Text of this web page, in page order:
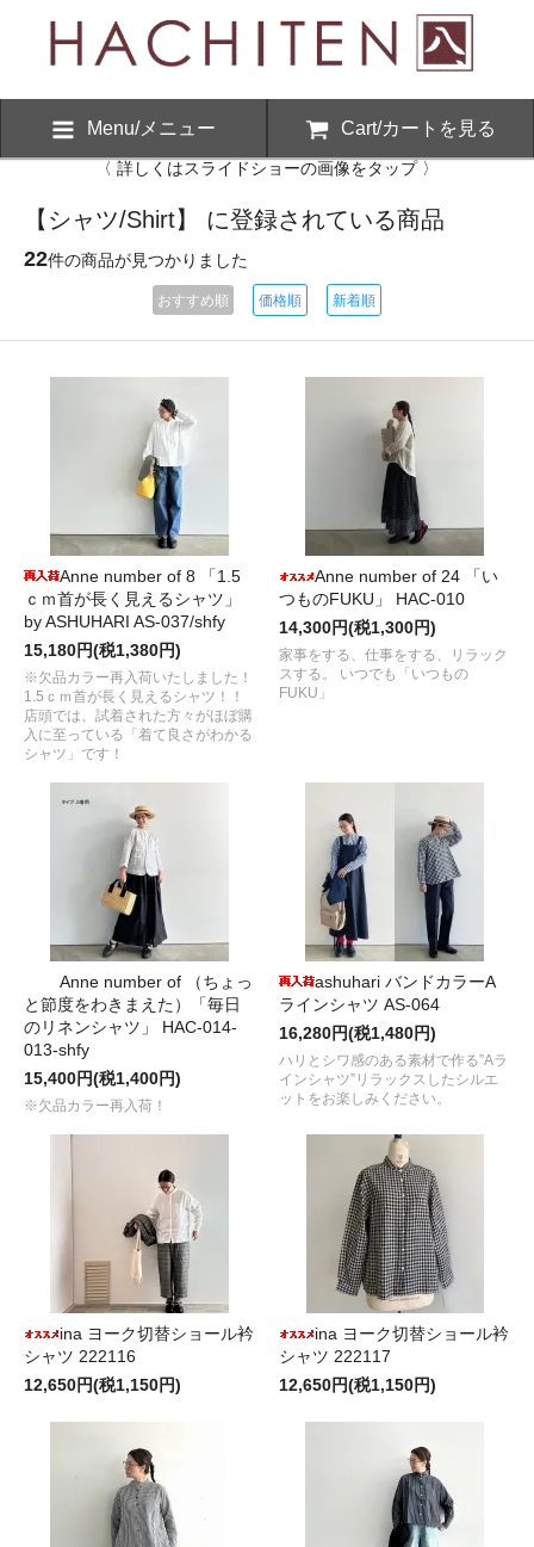
Menu/メニュー Cart/カートを見る
〈 詳しくはスライドショーの画像をタップ 〉
【シャツ/Shirt】 に登録されている商品
22件の商品が見つかりました
おすすめ順 価格順 新着順
Anne number of 8 「1.5
ｃｍ首が長く見えるシャツ」
by ASHUHARI AS-037/shfy
15,180円(税1,380円)
※欠品カラー再入荷いたしました！
1.5ｃｍ首が長く見えるシャツ！！
店頭では、試着された方々がほぼ購
入に至っている「着て良さがわかる
シャツ」です！
Anne number of 24 「い
つものFUKU」 HAC-010
14,300円(税1,300円)
家事をする、仕事をする、リラック
スする。 いつでも「いつもの
FUKU」
Anne number of （ちょっ
と節度をわきまえた）「毎日
のリネンシャツ」 HAC-014-
013-shfy
15,400円(税1,400円)
※欠品カラー再入荷！
ashuhari バンドカラーA
ラインシャツ AS-064
16,280円(税1,480円)
ハリとシワ感のある素材で作る”Aラ
インシャツ”リラックスしたシルエ
ットをお楽しみください。
ina ヨーク切替ショール衿
シャツ 222116
12,650円(税1,150円)
ina ヨーク切替ショール衿
シャツ 222117
12,650円(税1,150円)